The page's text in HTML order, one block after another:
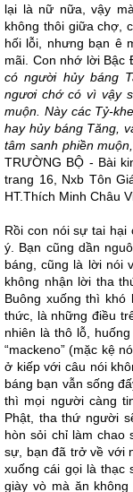
lại là nữ nữa, vậy
không thôi giữa chợ,
hối lỗi, nhưng bạn ê
mãi. Con nhớ lời Bậc
có người hủy báng
ngươi chớ có vì vậy
muộn. Này các Tỷ-
hay hủy báng Tăng,
tâm sanh phiền
TRƯỜNG BỘ - Bài
trang 16, Nxb Tôn
HT.Thích Minh Châu
Rồi con nói sự tai
ý. Bạn cũng dần
báng, cũng là lời nói
không nhận lời tha
Buông xuống thì
thức, là những điều
nhiên là thô lỗ,
“mackeno” (mặc kệ
ở kiếp với câu nói
báng bạn vẫn sống
thì mọi người càng
Phật, tha thứ người
hòn sỏi chỉ làm chao
sự, bạn đã trở về với
xuống cái gọi là
giày vò mà ăn